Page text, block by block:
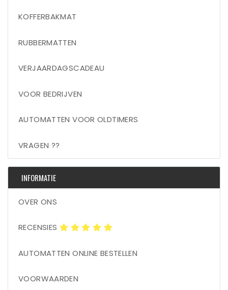
KOFFERBAKMAT
RUBBERMATTEN
VERJAARDAGSCADEAU
VOOR BEDRIJVEN
AUTOMATTEN VOOR OLDTIMERS
VRAGEN ??
INFORMATIE
OVER ONS
RECENSIES
AUTOMATTEN ONLINE BESTELLEN
VOORWAARDEN